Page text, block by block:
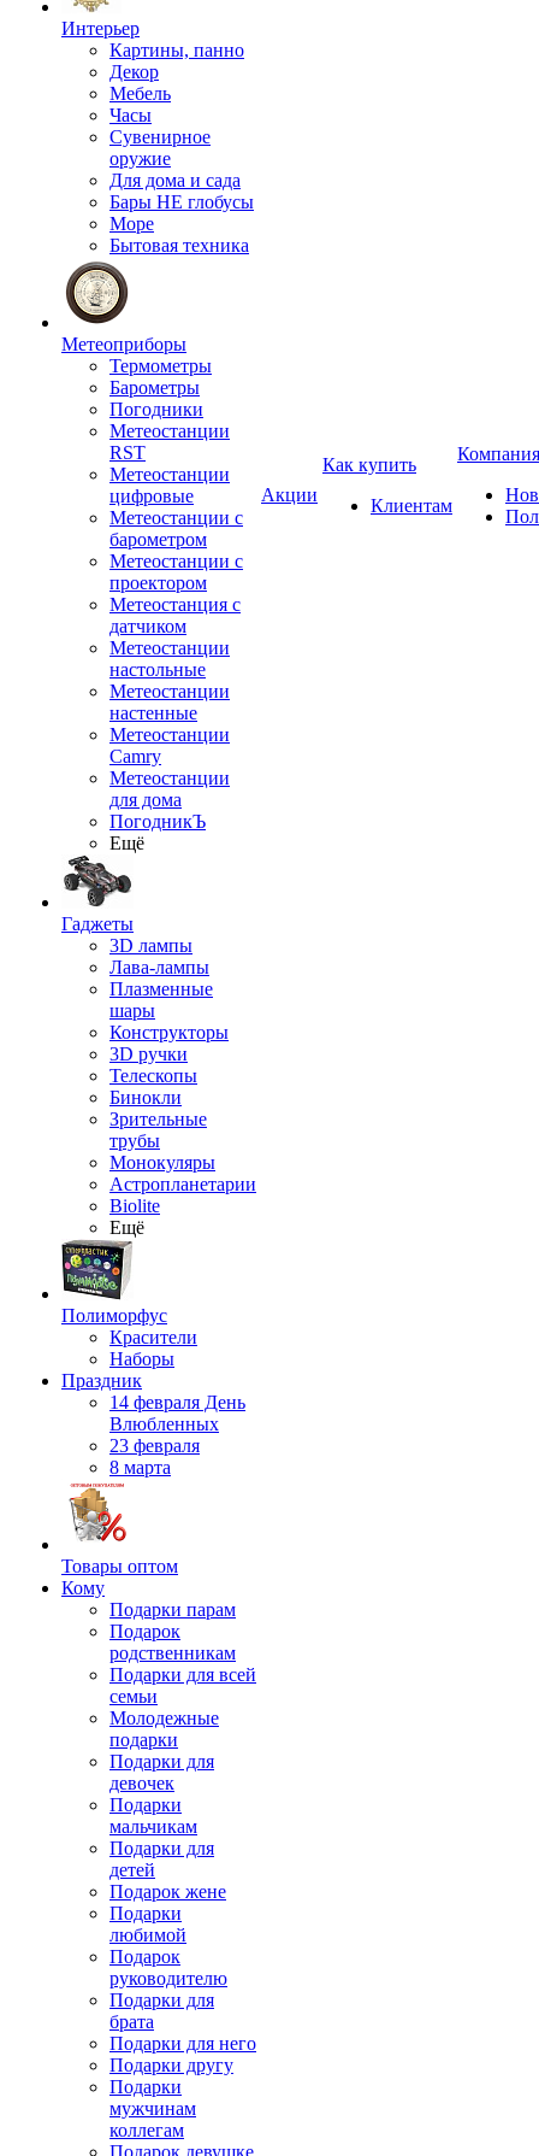
Интерьер
Картины, панно
Декор
Мебель
Часы
Сувенирное
оружие
Для дома и сада
Бары НЕ глобусы
Море
Бытовая техника
Метеоприборы
Термометры
Барометры
Погодники
Метеостанции
RST
Метеостанции
цифровые
Метеостанции с
барометром
Метеостанции с
проектором
Метеостанция с
датчиком
Метеостанции
настольные
Метеостанции
настенные
Метеостанции
Camry
Метеостанции
для дома
ПогодникЪ
Ещё
Гаджеты
3D лампы
Лава-лампы
Плазменные
шары
Конструкторы
3D ручки
Телескопы
Бинокли
Зрительные
трубы
Монокуляры
Астропланетарии
Biolite
Ещё
Полиморфус
Красители
Наборы
Праздник
14 февраля День
Влюбленных
23 февраля
8 марта
Товары оптом
Кому
Подарки парам
Подарок
родственникам
Подарки для всей
семьи
Молодежные
подарки
Подарки для
девочек
Подарки
мальчикам
Подарки для
детей
Подарок жене
Подарки
любимой
Подарок
руководителю
Подарки для
брата
Подарки для него
Подарки другу
Подарки
мужчинам
коллегам
Подарок девушке
Акции
Как купить
Клиентам
Компания